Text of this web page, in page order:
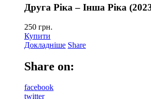
Друга Ріка – Інша Ріка
250 грн.
Купити
Докладніше Share
Share on:
facebook
twitter